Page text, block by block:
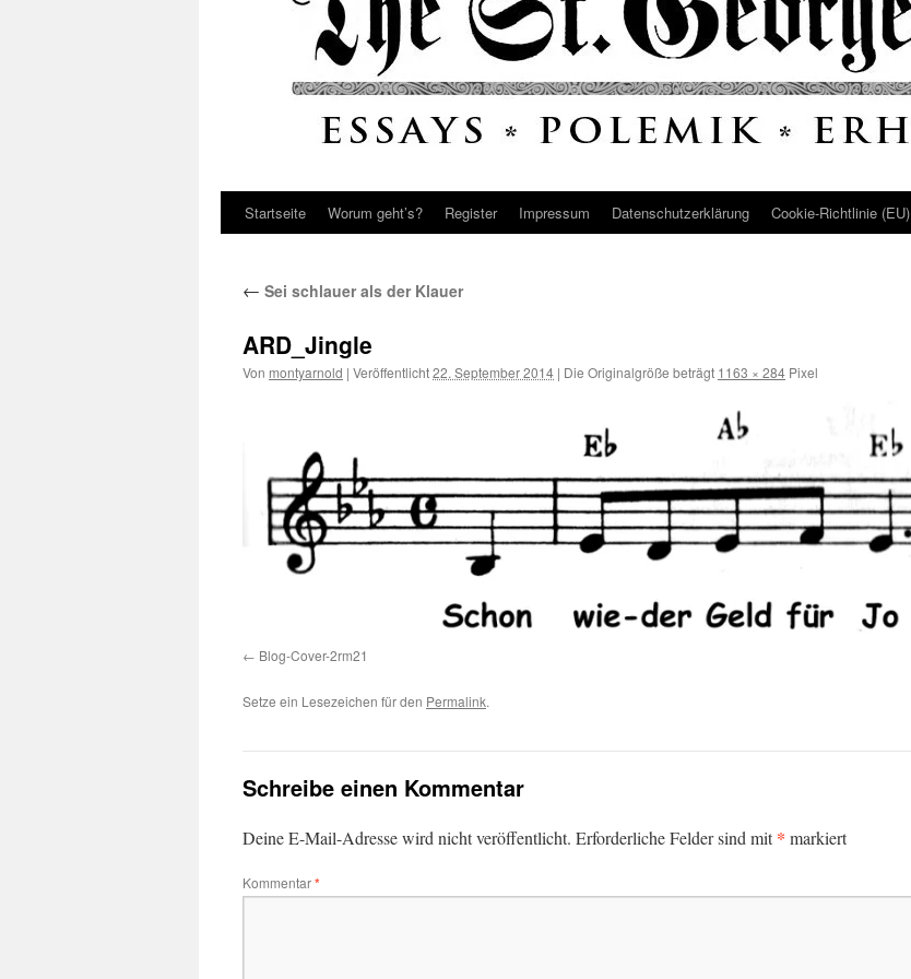
Startseite Worum geht’s? Register Impressum Datenschutz­erklärung Cookie-Richtlinie (EU)
← Sei schlauer als der Klauer
ARD_Jingle
Von montyarnold | Veröffentlicht22. September 2014 | Die Originalgröße beträgt 1163 × 284 Pixel
Blog-Cover-2rm21
Setze ein Lesezeichen für den Permalink.
Schreibe einen Kommentar
Deine E-Mail-Adresse wird nicht veröffentlicht. Erforderliche Felder sind mit* markiert
Kommentar*